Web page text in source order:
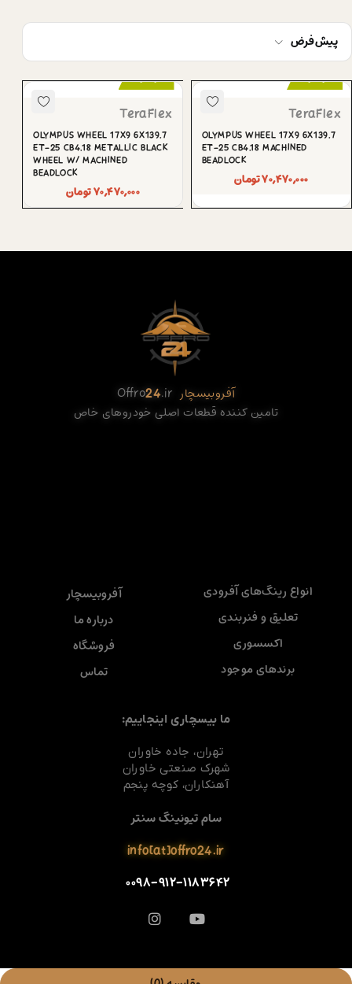
پیش‌فرض
موجود
TeraFlex
OLYMPUS WHEEL 17X9 6X139.7
ET-25 CB4.18 MACHINED
BEADLOCK
۷۰,۴۷۰,۰۰۰تومان
موجود
TeraFlex
OLYMPUS WHEEL 17X9 6X139.7
ET-25 CB4.18 METALLIC BLACK
WHEEL W/ MACHINED
BEADLOCK
۷۰,۴۷۰,۰۰۰تومان
آفروبیسچار Offro24.ir
تامین کننده قطعات اصلی خودروهای خاص
انواع رینگ‌های آفرودی
تعلیق و فنربندی
اکسسوری
برندهای موجود
آفروبیسچار
درباره ما
فروشگاه
تماس
ما بیسچاری اینجاییم:
تهران، جاده خاوران
شهرک صنعتی خاوران
آهنکاران، کوچه پنجم
سام تیونینگ سنتر
info[at]offro24.ir
۰۰۹۸-۹۱۲-۱۱۸۳۶۴۲